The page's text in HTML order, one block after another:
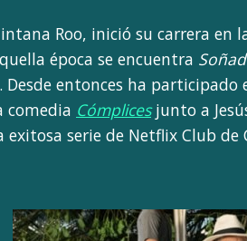
Roo, inició su carrera en
época se encuentra
entonces ha participado
comedia Cómplicesjunto a
exitosa serie de Netflix Club de